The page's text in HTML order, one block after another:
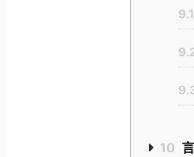
9.1
10